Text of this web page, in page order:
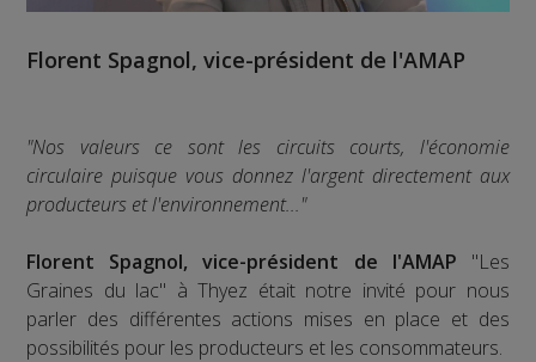
Florent Spagnol, vice-président de l'AMAP
"Nos valeurs ce sont les circuits courts, l'économie
circulaire puisque vous donnez l'argent directement aux
producteurs et l'environnement..."
Florent Spagnol, vice-président de l'AMAP "Les
Graines du lac" à Thyez était notre invité pour nous
parler des différentes actions mises en place et des
possibilités pour les producteurs et les consommateurs.